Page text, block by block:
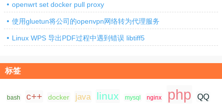
openwrt set docker pull proxy
使用gluetun将公司的openvpn网络转为代理服务
Linux WPS 导出PDF过程中遇到错误 libtiff5
标签
bash c++ docker java linux mysql nginx php QQ